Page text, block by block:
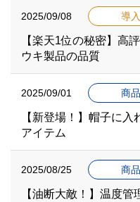
2025/09/08 導
【楽天1位の秘密】高
ウキ製品の品質
2025/09/01 商
【新登場！】帽子に
アイテム
2025/08/25 商
【油断大敵！】温度